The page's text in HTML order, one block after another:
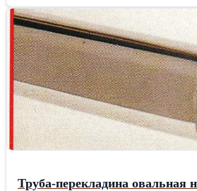
Труба-перекладина овальная